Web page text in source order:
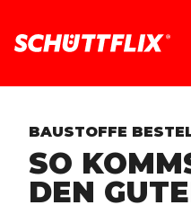
BAUSTOFFE
SO
DEN